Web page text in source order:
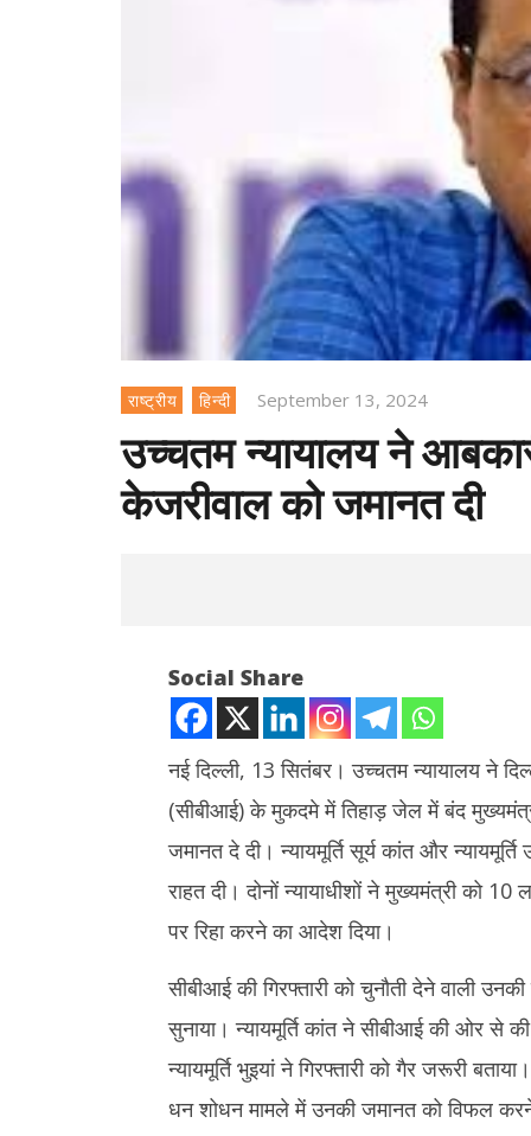
राष्ट्रीय हिन्दी September 13, 2024
उच्चतम न्यायालय ने
केजरीवाल को जमानत दी
NOW VIEWING
उच्चतम न्यायालय ने आबकारी नीति भ्रष्टाचार
मामले में अरविंद केजरीवाल को जमानत दी
13, 2024
दुबई में
जारी किया
13,
Social Share
नई दिल्ली, 13 सितंबर। उच्चतम न्यायालय ने
(सीबीआई) के मुकदमे में तिहाड़ जेल में बंद
जमानत दे दी। न्यायमूर्ति सूर्य कांत और
राहत दी। दोनों न्यायाधीशों ने मुख्यमंत्री को
पर रिहा करने का आदेश दिया।
सीबीआई की गिरफ्तारी को चुनौती देने वाली
सुनाया। न्यायमूर्ति कांत ने सीबीआई की ओर से की
न्यायमूर्ति भुइयां ने गिरफ्तारी को गैर जरूरी
धन शोधन मामले में उनकी जमानत को विफल